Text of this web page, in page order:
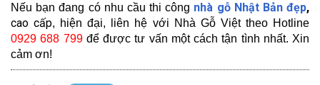
Nếu bạn đang có nhu cầu thi công nhà gỗ Nhật Bản đẹp,
cao cấp, hiện đại, liên hệ với Nhà Gỗ Việt theo Hotline
0929 688 799để được tư vấn một cách tận tình nhất. Xin
cảm ơn!